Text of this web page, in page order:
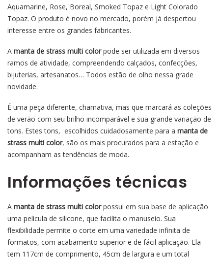
Aquamarine, Rose, Boreal, Smoked Topaz e Light Colorado
Topaz. O produto é novo no mercado, porém já despertou
interesse entre os grandes fabricantes.
A manta de strass multi colorpode ser utilizada em diversos
ramos de atividade, compreendendo calçados, confecções,
bijuterias, artesanatos… Todos estão de olho nessa grade
novidade.
É uma peça diferente, chamativa, mas que marcará as coleções
de verão com seu brilho incomparável e sua grande variação de
tons. Estes tons, escolhidos cuidadosamente para a manta de
strass multi color, são os mais procurados para a estação e
acompanham astendências de moda.
Informações técnicas
A manta de strass multi colorpossui em sua base de aplicação
uma película de silicone, que facilita o manuseio. Sua
flexibilidade permite o corte em uma variedade infinita de
formatos, com acabamento superior e de fácil aplicação. Ela
tem 117cm de comprimento, 45cm de largura e um total